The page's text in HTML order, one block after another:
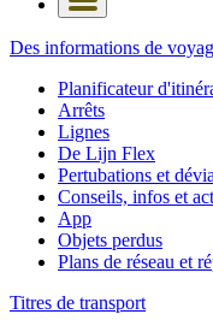
Des informations de
Planificateur
Arrêts
Lignes
De Lijn Flex
Pertubations et
Conseils, infos et
App
Objets perdus
Plans de réseau et
Titres de transport